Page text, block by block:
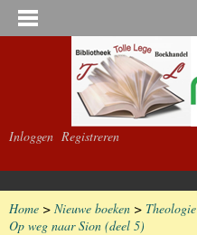
Inloggen Registreren
Home > Nieuwe boeken > Theologie
Op weg naar Sion (deel 5)